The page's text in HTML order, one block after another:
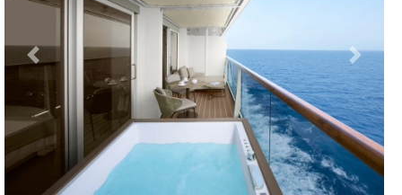
Previous Next